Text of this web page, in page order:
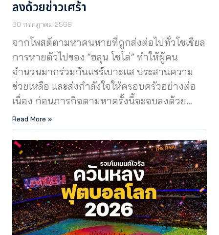
ลงด้วยข่าวเศร้า
30 กรกฎาคม 2569
จากโพสต์ตามหาคนหายที่ถูกส่งต่อไปทั่วโซเชียล
การหายตัวไปของ “ฮลุน โซโล่” ทำให้ผู้คน
จำนวนมากร่วมกันแชร์เบาะแส ประสานความ
ช่วยเหลือ และส่งกำลังใจให้ครอบครัวอย่างต่อ
เนื่อง ก่อนภารกิจตามหาครั้งนี้จะจบลงด้วย…
Read More »